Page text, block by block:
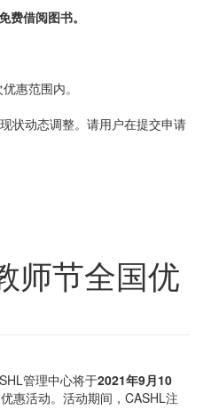
费借阅图书。
惠范围内。
状动态调整。请用户在提交申请
师节全国优
管理中心将于2021年9月10
惠活动。活动期间，CASHL注